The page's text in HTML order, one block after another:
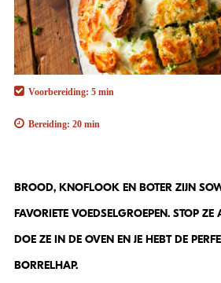
Voorbereiding: 5 min
Bereiding: 20 min
BROOD, KNOFLOOK EN BOTER ZIJN
FAVORIETE VOEDSELGROEPEN. STOP
DOE ZE IN DE OVEN EN JE HEBT DE
BORRELHAP.